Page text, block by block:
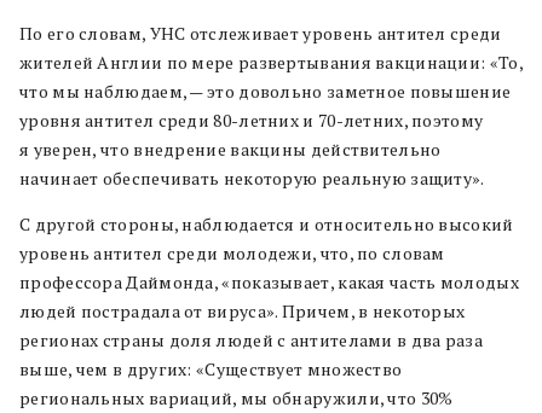
По его словам, УНС отслеживает уровень антител среди
жителей Англии по мере развертывания вакцинации: «То,
что мы наблюдаем, — это довольно заметное повышение
уровня антител среди 80-летних и 70-летних, поэтому
я уверен, что внедрение вакцины действительно
начинает обеспечивать некоторую реальную защиту».
С другой стороны, наблюдается и относительно высокий
уровень антител среди молодежи, что, по словам
профессора Даймонда, «показывает, какая часть молодых
людей пострадала от вируса». Причем, в некоторых
регионах страны доля людей с антителами в два раза
выше, чем в других: «Существует множество
региональных вариаций, мы обнаружили, что 30%